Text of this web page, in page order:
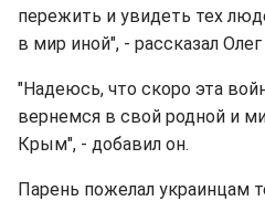
пережить и увидеть тех
в мир иной", - рассказал
"Надеюсь, что скоро эта
вернемся в свой родной и
Крым", - добавил он.
Парень пожелал украинцам